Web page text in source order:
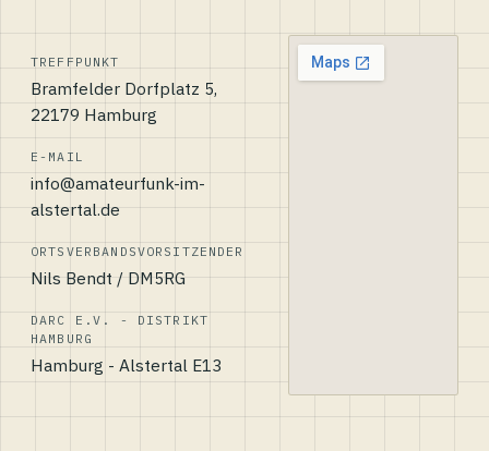
TREFFPUNKT
Bramfelder Dorfplatz 5,
22179 Hamburg
E-MAIL
info@amateurfunk-im-
alstertal.de
ORTSVERBANDSVORSITZENDER
Nils Bendt / DM5RG
DARC E.V. - DISTRIKT
HAMBURG
Hamburg - Alstertal E13